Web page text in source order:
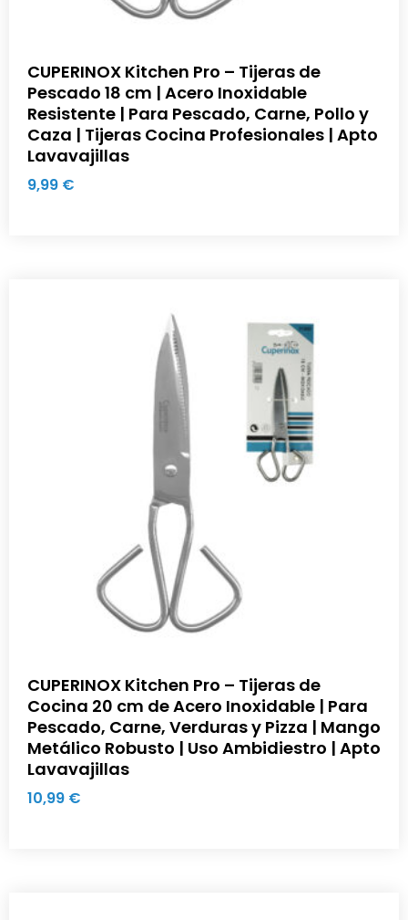
CUPERINOX Kitchen Pro – Tijeras de
Pescado 18 cm | Acero Inoxidable
Resistente | Para Pescado, Carne, Pollo y
Caza | Tijeras Cocina Profesionales | Apto
Lavavajillas
9,99 €
CUPERINOX Kitchen Pro – Tijeras de
Cocina 20 cm de Acero Inoxidable | Para
Pescado, Carne, Verduras y Pizza | Mango
Metálico Robusto | Uso Ambidiestro | Apto
Lavavajillas
10,99 €